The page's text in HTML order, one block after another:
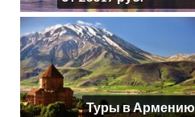
Туры в Армению